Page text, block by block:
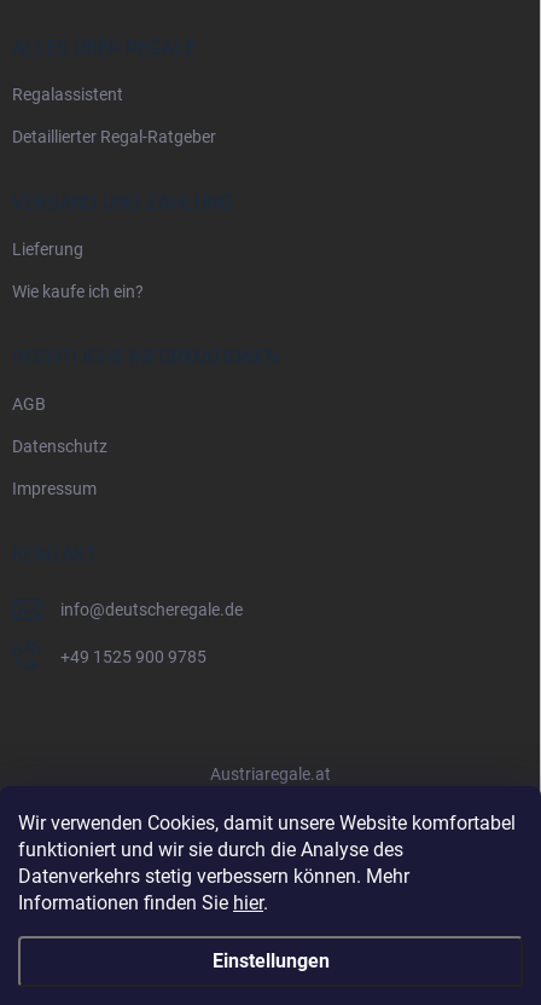
Wir verwenden Cookies, damit unsere Website komfortabel
funktioniert und wir sie durch die Analyse des
Datenverkehrs stetig verbessern können. Mehr
Informationen finden Sie hier.
Einstellungen
ALLES ÜBER REGALE
Regalassistent
Detaillierter Regal-Ratgeber
VERSAND UND ZAHLUNG
Lieferung
Wie kaufe ich ein?
RECHTLICHE INFORMATIONEN
AGB
Datenschutz
Impressum
KONTAKT
info@deutscheregale.de
+49 1525 900 9785
Austriaregale.at